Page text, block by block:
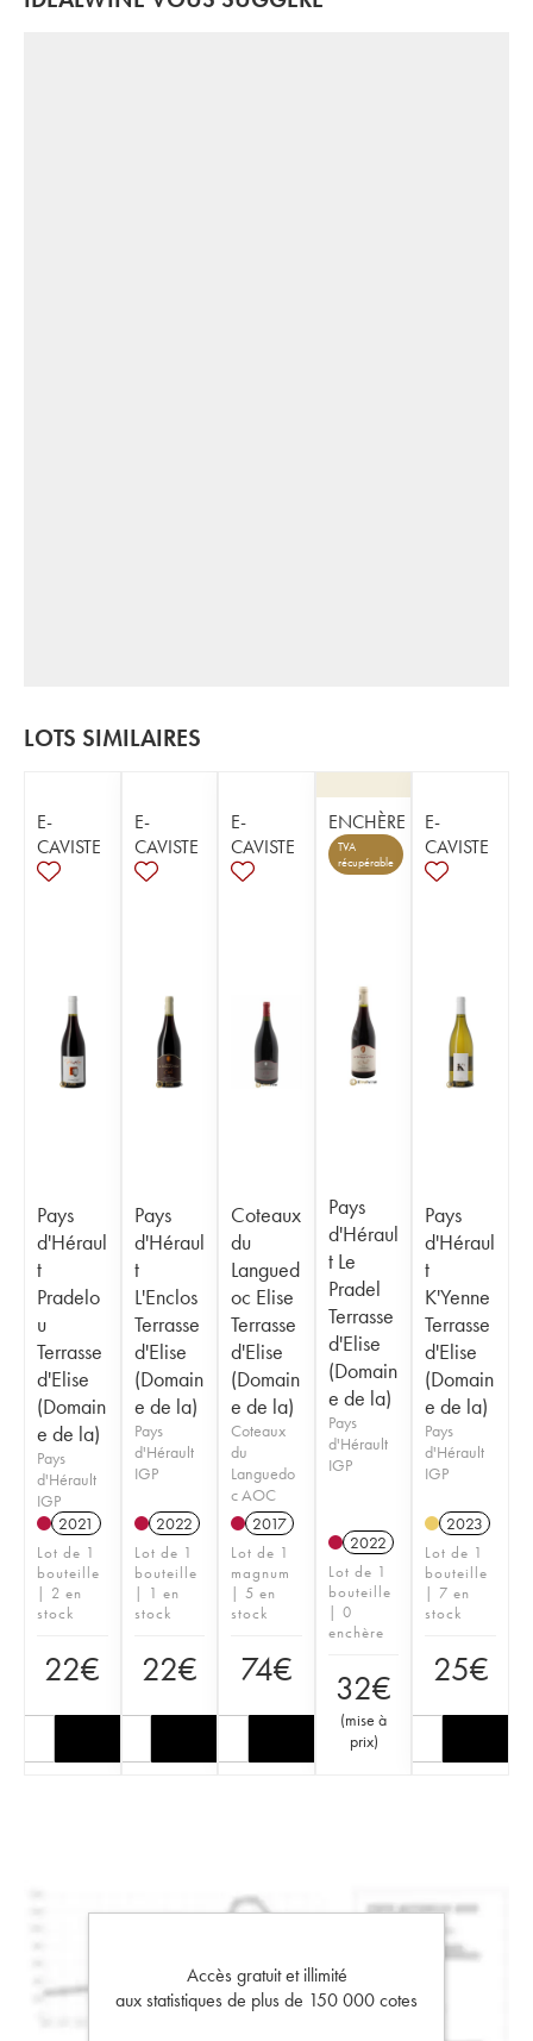
LOTS SIMILAIRES
E-
CAVISTE
Pays
d'Héraul
t
Pradelo
u
Terrasse
d'Elise
(Domain
e de la)
Pays
d'Hérault
IGP
2021
Lot de 1
bouteille
| 2 en
stock
22€
E-
CAVISTE
Pays
d'Héraul
t
L'Enclos
Terrasse
d'Elise
(Domain
e de la)
Pays
d'Hérault
IGP
2022
Lot de 1
bouteille
| 1 en
stock
22€
E-
CAVISTE
Coteaux
du
Langued
oc Elise
Terrasse
d'Elise
(Domain
e de la)
Coteaux
du
Languedo
c AOC
2017
Lot de 1
magnum
| 5 en
stock
74€
ENCHÈRE
TVA
récupérable
Pays
d'Héraul
t Le
Pradel
Terrasse
d'Elise
(Domain
e de la)
Pays
d'Hérault
IGP
2022
Lot de 1
bouteille
| 0
enchère
32€
(mise à
prix)
E-
CAVISTE
Pays
d'Héraul
t
K'Yenne
Terrasse
d'Elise
(Domain
e de la)
Pays
d'Hérault
IGP
2023
Lot de 1
bouteille
| 7 en
stock
25€
Accès gratuit et illimité
aux statistiques de plus de 150 000 cotes